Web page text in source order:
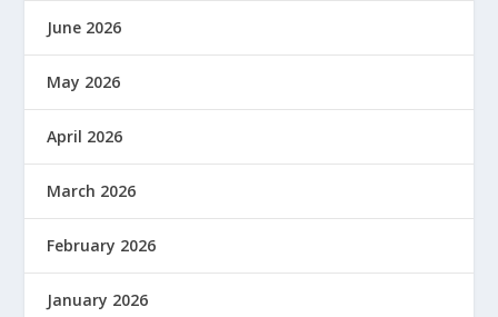
June 2026
May 2026
April 2026
March 2026
February 2026
January 2026